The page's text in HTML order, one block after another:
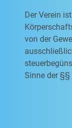
Der Verein
von der
Sinne der